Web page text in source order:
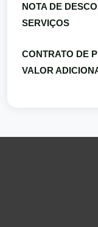
NOTA DE
SERVIÇOS
CONTRATO DE
VALOR